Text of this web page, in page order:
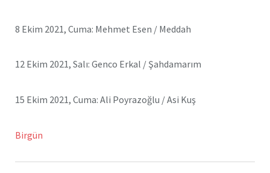
8 Ekim 2021, Cuma: Mehmet Esen / Meddah
12 Ekim 2021, Salı: Genco Erkal / Şahdamarım
15 Ekim 2021, Cuma: Ali Poyrazoğlu / Asi Kuş
Birgün